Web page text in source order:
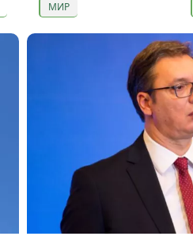
МИР